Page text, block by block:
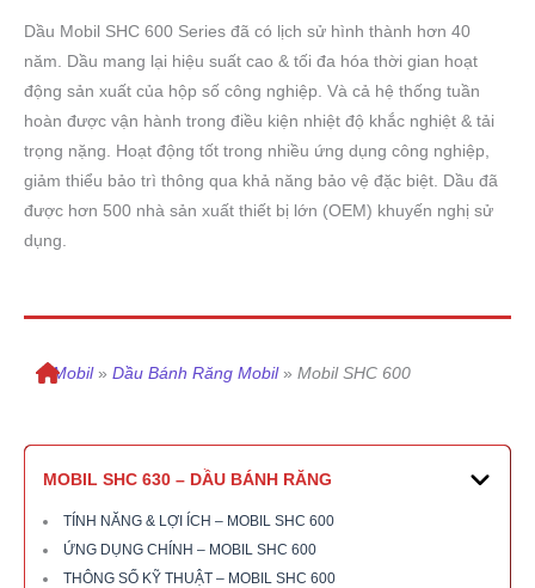
Dầu Mobil SHC 600 Series đã có lịch sử hình thành hơn 40
năm. Dầu mang lại hiệu suất cao & tối đa hóa thời gian hoạt
động sản xuất của hộp số công nghiệp. Và cả hệ thống tuần
hoàn được vận hành trong điều kiện nhiệt độ khắc nghiệt & tải
trọng nặng. Hoạt động tốt trong nhiều ứng dụng công nghiệp,
giảm thiểu bảo trì thông qua khả năng bảo vệ đặc biệt. Dầu đã
được hơn 500 nhà sản xuất thiết bị lớn (OEM) khuyến nghị sử
dụng.
» Mobil » Dầu Bánh Răng Mobil » Mobil SHC 600
MOBIL SHC 630 – DẦU BÁNH RĂNG
TÍNH NĂNG & LỢI ÍCH – MOBIL SHC 600
ỨNG DỤNG CHÍNH – MOBIL SHC 600
THÔNG SỐ KỸ THUẬT – MOBIL SHC 600